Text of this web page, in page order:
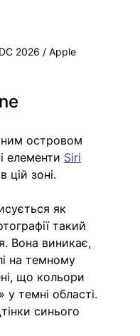
2026 / Apple
островом
елементи Siri
цій зоні.
як
такий
Вона виникає,
на темному
що кольори
у темні області.
синього